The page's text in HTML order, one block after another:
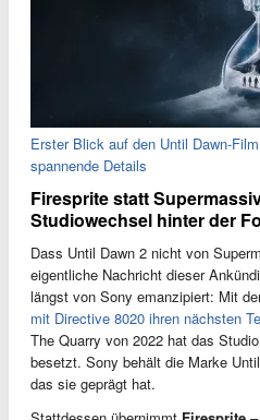
Erster Blick auf den Until Dawn-
spannende Details
Firesprite statt
Studiowechsel hinter der
Dass Until Dawn 2 nicht von
eigentliche Nachricht dieser
längst von Sony emanzipiert: Mit
mit Directive 8020 ihren nächsten
The Quarry von 2022 hat das
besetzt. Sony behält die Marke
das sie geprägt hat.